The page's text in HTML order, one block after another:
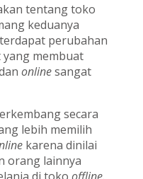
tentang toko
keduanya
perubahan
membuat
onlinesangat
secara
lebih memilih
karena dinilai
orang lainnya